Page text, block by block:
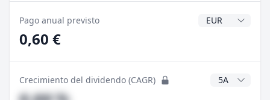
Pago anual previsto Divisa del
0,60 €
Crecimiento del dividendo (CAGR) Años CAGR